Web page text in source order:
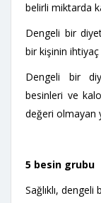
belirli miktarda
Dengeli bir
bir kişinin
Dengeli bir
besinleri ve
değeri olmayan
5 besin grubu
Sağlıklı,